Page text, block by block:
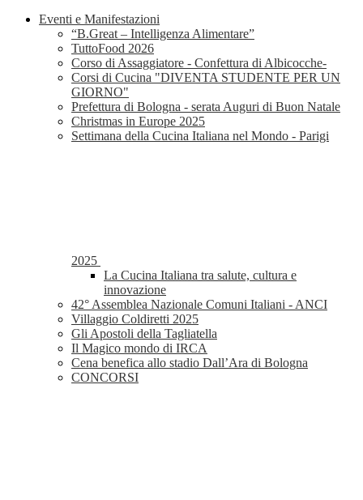
Eventi e Manifestazioni
“B.Great – Intelligenza Alimentare”
TuttoFood 2026
Corso di Assaggiatore - Confettura di Albicocche-
Corsi di Cucina "DIVENTA STUDENTE PER UN
GIORNO"
Prefettura di Bologna - serata Auguri di Buon Natale
Christmas in Europe 2025
Settimana della Cucina Italiana nel Mondo - Parigi
2025
La Cucina Italiana tra salute, cultura e
innovazione
42° Assemblea Nazionale Comuni Italiani - ANCI
Villaggio Coldiretti 2025
Gli Apostoli della Tagliatella
Il Magico mondo di IRCA
Cena benefica allo stadio Dall’Ara di Bologna
CONCORSI